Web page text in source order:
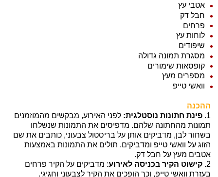
אטבי עץ
חבל דק
פרחים
לוחות עץ
שיפודים
מסגרת תמונה גדולה
קופסאות שימורים
מספרים מעץ
וואשי טייפ
ההכנה
1. פינת חתונות נוסטלגית: לפני האירוע, מבקשים מהמוזמנים
תמונות מהחתונה שלהם. מדפיסים את התמונות שנשלחו
בשחור לבן, מדביקים אותן על בריסטול צבעוני, כותבים את שם
הזוג על וואשי טייפ ומדביקים. תולים את התמונות באמצעות
אטבים מעץ על חבל דק.
2. קישוט הקיר בכניסה לאירוע: מדביקים על הקיר פרחים
בעזרת וואשי טייפ, וכך הופכים את הקיר לצבעוני וחגיגי.